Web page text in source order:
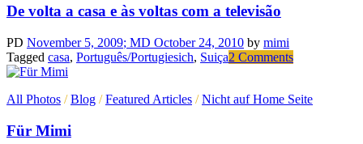
De volta a casa e às voltas com a televisão
PD November 5, 2009; MD October 24, 2010 by mimi
Tagged casa, Português/Portugiesich, Suiça2 Commentson
a
All Photos /Blog /Featured Articles /Nicht auf Home Seite
Für Mimi